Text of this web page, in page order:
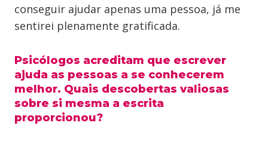
conseguir ajudar apenas uma pessoa, já me
sentirei plenamente gratificada.
Psicólogos acreditam que escrever
ajuda as pessoas a se conhecerem
melhor. Quais descobertas valiosas
sobre si mesma a escrita
proporcionou?